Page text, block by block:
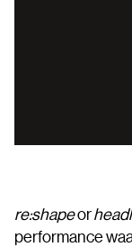
re:shapeor
performance